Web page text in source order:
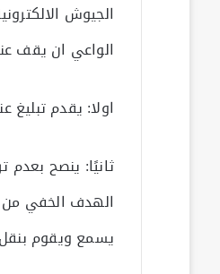
الجيوش
الواعي ان يقف
اولا: يقدم تبليغ
ثانيًا: ينصح
الهدف الخفي من
يسمع ويقوم بنقل